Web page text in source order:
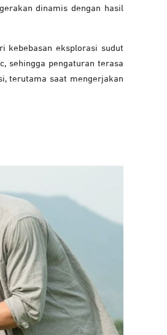
dinamis dengan hasil
kebebasan eksplorasi sudut
sehingga pengaturan terasa
terutama saat mengerjakan